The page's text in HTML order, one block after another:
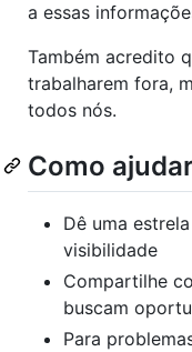
a essas
Também acredito
trabalharem fora,
todos nós.
Como ajudar
Dê uma
visibilidade
Compartilhe
buscam
Para